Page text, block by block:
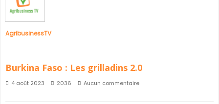
AgribusinessTV
Burkina Faso : Les grilladins 2.0
4 août 2023 2036 Aucun commentaire